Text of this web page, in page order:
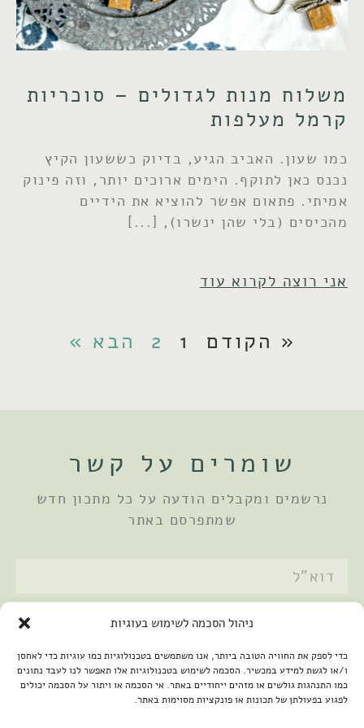
ניהול הסכמה לשימוש בעוגיות
כדי לספק את החוויה הטובה ביותר, אנו משתמשים בטכנולוגיות כמו עוגיות כדי לאחסן
ו/או לגשת למידע במכשיר. הסכמה לשימוש בטכנולוגיות אלו תאפשר לנו לעבד נתונים
כמו התנהגות גולשים או מזהים ייחודיים באתר. אי הסכמה או ויתור על הסכמה יכולים
לפגוע בפעולתן של תכונות או פונקציות מסוימות באתר.
משלוח מנות לגדולים – סוכריות
קרמל מעלפות
כמו שעון. האביב הגיע, בדיוק כששעון הקיץ
נכנס כאן לתוקף. הימים ארוכים יותר, וזה פינוק
אמיתי. פתאום אפשר להוציא את הידיים
מהכיסים (בלי שהן ינשרו),
אני רוצה לקרוא עוד
« הקודם 1
2 הבא »
שומרים על קשר
נרשמים ומקבלים הודעה על כל מתכון חדש
שמתפרסם באתר
אני מאשר/ת אתמדיניות הפרטיות
שלחתי